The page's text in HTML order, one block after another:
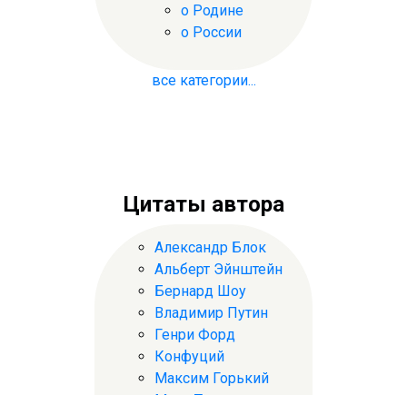
о Родине
о России
все категории...
Цитаты автора
Александр Блок
Альберт Эйнштейн
Бернард Шоу
Владимир Путин
Генри Форд
Конфуций
Максим Горький